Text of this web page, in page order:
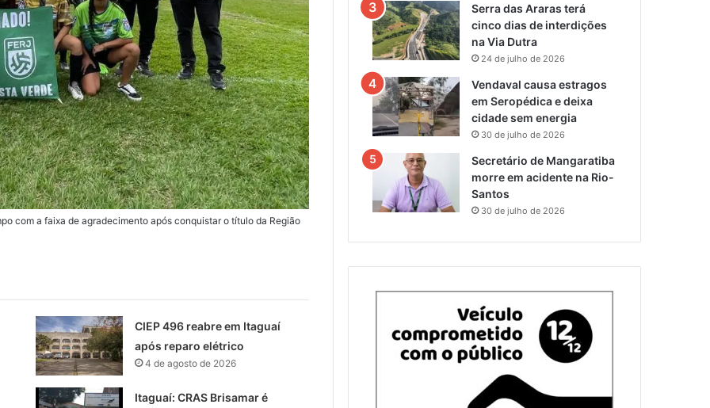
com a faixa de agradecimento após conquistar o título da Região
CIEP 496 reabre em Itaguaí
após reparo elétrico
4 de agosto de 2026
Itaguaí: CRAS Brisamar é
Serra das Araras terá
cinco dias de interdições
na Via Dutra
24 de julho de 2026
Vendaval causa estragos
em Seropédica e deixa
cidade sem energia
30 de julho de 2026
Secretário de Mangaratiba
morre em acidente na Rio-
Santos
30 de julho de 2026